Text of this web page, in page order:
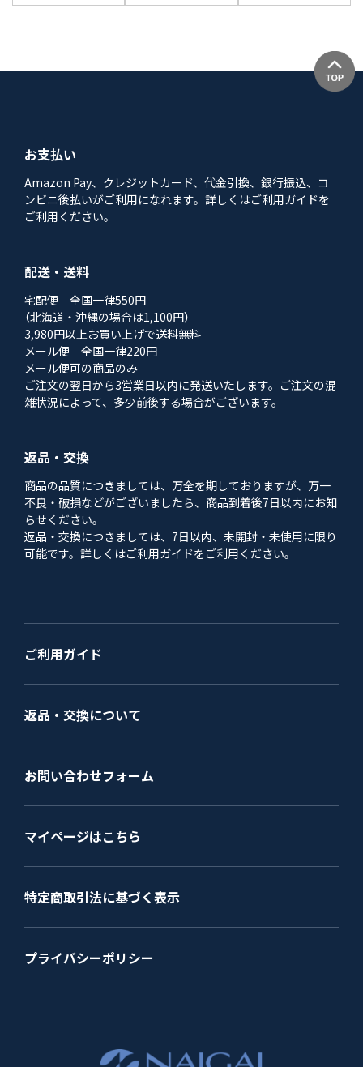
お支払い
Amazon Pay、クレジットカード、代金引換、銀行振込、コ
ンビニ後払いがご利用になれます。詳しくはご利用ガイドを
ご利用ください。
配送・送料
宅配便 全国一律550円
（北海道・沖縄の場合は1,100円）
3,980円以上お買い上げで送料無料
メール便 全国一律220円
メール便可の商品のみ
ご注文の翌日から3営業日以内に発送いたします。ご注文の混
雑状況によって、多少前後する場合がございます。
返品・交換
商品の品質につきましては、万全を期しておりますが、万一
不良・破損などがございましたら、商品到着後7日以内にお知
らせください。
返品・交換につきましては、7日以内、未開封・未使用に限り
可能です。詳しくはご利用ガイドをご利用ください。
ご利用ガイド
返品・交換について
お問い合わせフォーム
マイページはこちら
特定商取引法に基づく表示
プライバシーポリシー